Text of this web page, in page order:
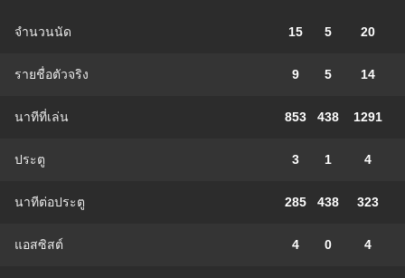
จำนวนนัด 15 5 20
รายชื่อตัวจริง 9 5 14
นาทีที่เล่น 853 438 1291
ประตู 3 1 4
นาทีต่อประตู 285 438 323
แอสซิสต์ 4 0 4